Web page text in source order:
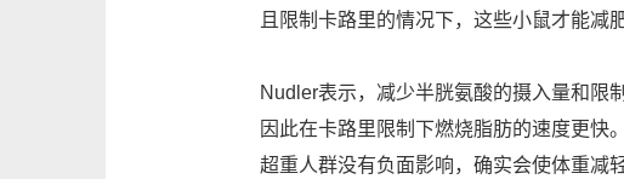
且限制卡路里的情况下，这些小鼠才能减
Nudler表示，减少半胱氨酸的摄入量和限
因此在卡路里限制下燃烧脂肪的速度更快
超重人群没有负面影响，确实会使体重减